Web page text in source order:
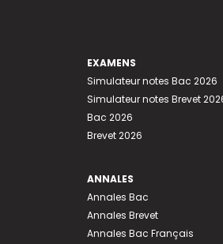
EXAMENS
Simulateur notes Bac 2026
Simulateur notes Brevet
Bac 2026
Brevet 2026
ANNALES
Annales Bac
Annales Brevet
Annales Bac Français